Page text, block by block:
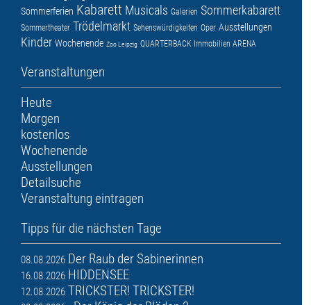
Sommerferien Kabarett Musicals Galerien Sommerkabarett
Sommertheater Trödelmarkt Sehenswürdigkeiten Oper Ausstellungen
Kinder Wochenende Zoo Leipzig QUARTERBACK Immobilien ARENA
Veranstaltungen
Heute
Morgen
kostenlos
Wochenende
Ausstellungen
Detailsuche
Veranstaltung eintragen
Tipps für die nächsten Tage
08.08.2026 Der Raub der Sabinerinnen
16.08.2026 HIDDENSEE
12.08.2026 TRICKSTER! TRICKSTER!